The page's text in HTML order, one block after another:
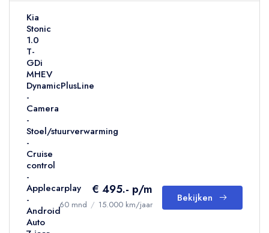
Kia
Stonic
1.0
T-
GDi
MHEV
DynamicPlusLine
-
Camera
-
Stoel/stuurverwarming
-
Cruise
control
-
Applecarplay
-
Android
Auto
€ 495.- p/m
60 mnd / 15.000 km/jaar
Bekijken